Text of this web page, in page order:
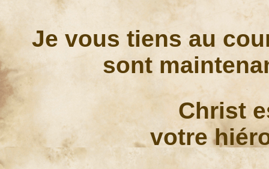
Je vous tiens au
sont
Christ
votre